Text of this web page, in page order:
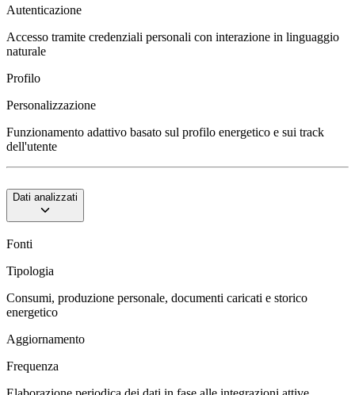
Autenticazione
Accesso tramite credenziali personali con interazione in linguaggio
naturale
Profilo
Personalizzazione
Funzionamento adattivo basato sul profilo energetico e sui track
dell'utente
Dati analizzati
Fonti
Tipologia
Consumi, produzione personale, documenti caricati e storico
energetico
Aggiornamento
Frequenza